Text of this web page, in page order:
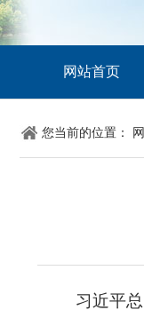
网站首页
您当前的位置：
习近平